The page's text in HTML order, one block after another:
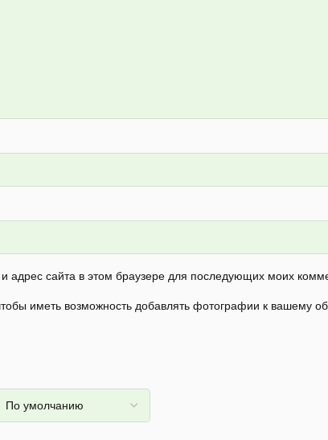
адрес сайта в этом браузере для последующих моих
иметь возможность добавлять фотографии к вашему